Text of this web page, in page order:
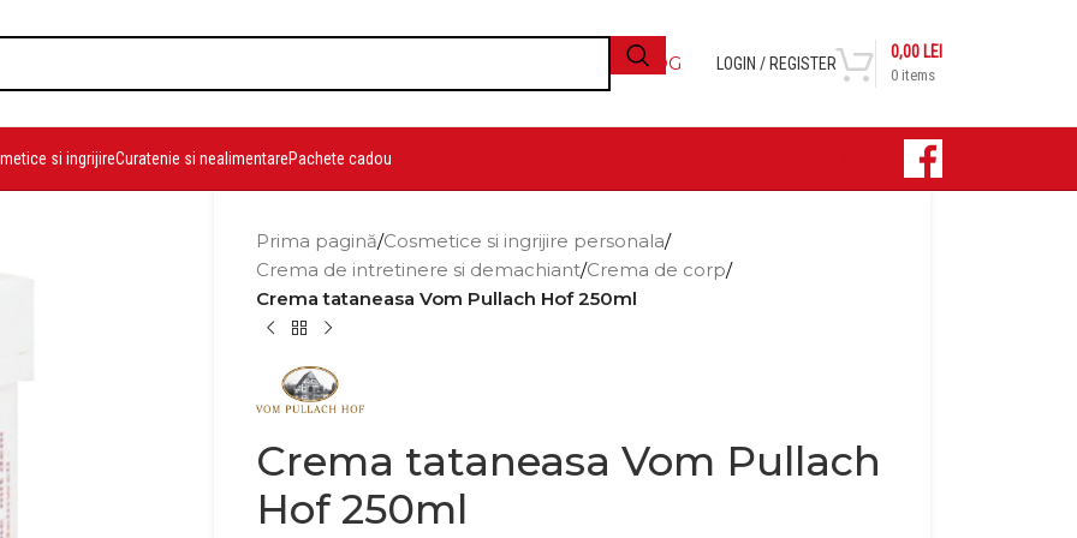
BLOG LOGIN / REGISTER
0 items
0,00 LEI
si ingrijireCuratenie si nealimentarePachete cadou
Prima pagină/Cosmetice si ingrijire personala/
Crema de intretinere si demachiant/Crema de corp/
Crema tataneasa Vom Pullach Hof 250ml
Crema tataneasa Vom Pullach
Hof 250ml